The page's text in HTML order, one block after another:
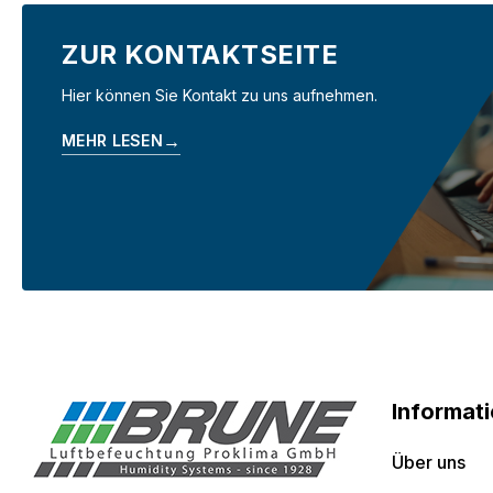
hygienisch einwandfreie Befeuchtung. Hinweise: ·
Bedienungsanleitung erforderlich. · Es müssen die
Material zu vermeiden. Nähere Informationen finden
D-74858 Aglasterhausen 06262-5454
ZUR KONTAKTSEITE
Hier können Sie Kontakt zu uns aufnehmen.
MEHR LESEN →
Über uns